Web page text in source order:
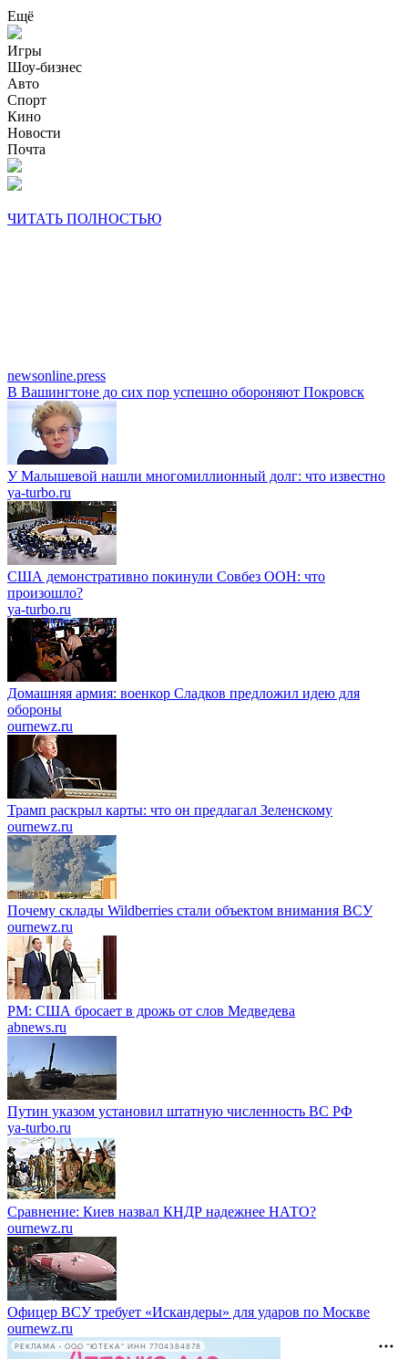
Ещё
Игры
Шоу-бизнес
Авто
Спорт
Кино
Новости
Почта
ЧИТАТЬ ПОЛНОСТЬЮ
newsonline.press
В Вашингтоне до сих пор успешно обороняют Покровск
У Малышевой нашли многомиллионный долг: что известно
ya-turbo.ru
США демонстративно покинули Совбез ООН: что
произошло?
ya-turbo.ru
Домашняя армия: военкор Сладков предложил идею для
обороны
ournewz.ru
Трамп раскрыл карты: что он предлагал Зеленскому
ournewz.ru
Почему склады Wildberries стали объектом внимания ВСУ
ournewz.ru
PM: США бросает в дрожь от слов Медведева
abnews.ru
Путин указом установил штатную численность ВС РФ
ya-turbo.ru
Сравнение: Киев назвал КНДР надежнее НАТО?
ournewz.ru
Офицер ВСУ требует «Искандеры» для ударов по Москве
ournewz.ru
РЕКЛАМА • ООО "ЮТЕКА" ИНН 7704384878